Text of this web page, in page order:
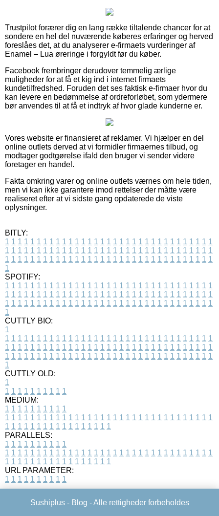
Trustpilot forærer dig en lang række tiltalende chancer for at
sondere en hel del nuværende køberes erfaringer og herved
foreslåes det, at du analyserer e-firmaets vurderinger af
Enamel – Lua øreringe i forgyldt før du køber.
Facebook frembringer derudover temmelig ærlige
muligheder for at få et kig ind i internet firmaets
kundetilfredshed. Foruden det ses faktisk e-firmaer hvor du
kan levere en bedømmelse af ordreforløbet, som ydermere
bør anvendes til at få et indtryk af hvor glade kunderne er.
Vores website er finansieret af reklamer. Vi hjælper en del
online outlets derved at vi formidler firmaernes tilbud, og
modtager godtgørelse ifald den bruger vi sender videre
foretager en handel.
Fakta omkring varer og online outlets værnes om hele tiden,
men vi kan ikke garantere imod rettelser der måtte være
realiseret efter at vi sidste gang opdaterede de viste
oplysninger.
BITLY:
1 1 1 1 1 1 1 1 1 1 1 1 1 1 1 1 1 1 1 1 1 1 1 1 1 1 1 1 1 1 1 1 1
1 1 1 1 1 1 1 1 1 1 1 1 1 1 1 1 1 1 1 1 1 1 1 1 1 1 1 1 1 1 1 1 1
1 1 1 1 1 1 1 1 1 1 1 1 1 1 1 1 1 1 1 1 1 1 1 1 1 1 1 1 1 1 1 1 1
1
SPOTIFY:
1 1 1 1 1 1 1 1 1 1 1 1 1 1 1 1 1 1 1 1 1 1 1 1 1 1 1 1 1 1 1 1 1
1 1 1 1 1 1 1 1 1 1 1 1 1 1 1 1 1 1 1 1 1 1 1 1 1 1 1 1 1 1 1 1 1
1 1 1 1 1 1 1 1 1 1 1 1 1 1 1 1 1 1 1 1 1 1 1 1 1 1 1 1 1 1 1 1 1
1
CUTTLY BIO:
1
1 1 1 1 1 1 1 1 1 1 1 1 1 1 1 1 1 1 1 1 1 1 1 1 1 1 1 1 1 1 1 1 1
1 1 1 1 1 1 1 1 1 1 1 1 1 1 1 1 1 1 1 1 1 1 1 1 1 1 1 1 1 1 1 1 1
1 1 1 1 1 1 1 1 1 1 1 1 1 1 1 1 1 1 1 1 1 1 1 1 1 1 1 1 1 1 1 1 1
1
CUTTLY OLD:
1
1 1 1 1 1 1 1 1 1 1
MEDIUM:
1 1 1 1 1 1 1 1 1 1
1 1 1 1 1 1 1 1 1 1 1 1 1 1 1 1 1 1 1 1 1 1 1 1 1 1 1 1 1 1 1 1 1
1 1 1 1 1 1 1 1 1 1 1 1 1 1 1 1 1
PARALLELS:
1 1 1 1 1 1 1 1 1 1
1 1 1 1 1 1 1 1 1 1 1 1 1 1 1 1 1 1 1 1 1 1 1 1 1 1 1 1 1 1 1 1 1
1 1 1 1 1 1 1 1 1 1 1 1 1 1 1 1 1
URL PARAMETER:
1 1 1 1 1 1 1 1 1 1
Sushiplus - Blog - Alle rettigheder forbeholdes